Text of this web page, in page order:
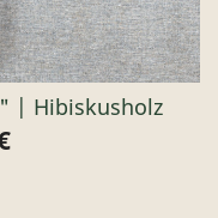
| Hibiskusholz